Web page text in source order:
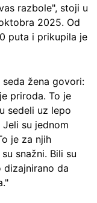
razbole", stoji u
2025. Od
puta i prikupila je
žena govori:
priroda. To je
sedeli uz lepo
su jednom
je za njih
snažni. Bili su
da